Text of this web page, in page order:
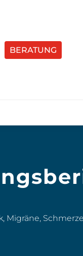
BERATUNG
, Migräne,